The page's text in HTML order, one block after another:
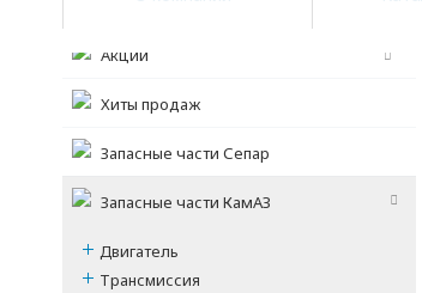
Акции
Хиты продаж
Запасные части Сепар
Запасные части КамАЗ
Двигатель
Трансмиссия